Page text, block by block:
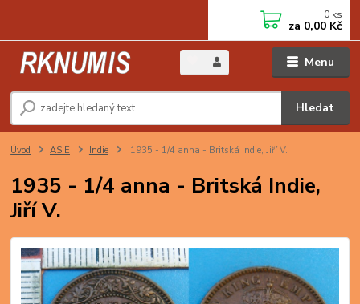
Menu
Hledat
0 ks
za 0,00 Kč
Úvod ASIE Indie 1935 - 1/4 anna - Britská Indie, Jiří V.
1935 - 1/4 anna - Britská Indie,
Jiří V.